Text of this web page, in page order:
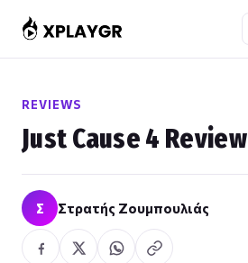
στο
περιεχόμενο
REVIEWS
Just Cause 4 Review
Σ Στρατής Ζουμπουλιάς